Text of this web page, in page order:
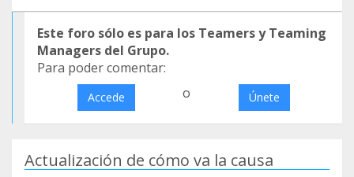
Este foro sólo es para los Teamers y Teaming
Managers del Grupo.
Para poder comentar:
Accede o Únete
Actualización de cómo va la causa